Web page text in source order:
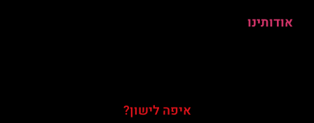
אודותינו
איפה לישון?